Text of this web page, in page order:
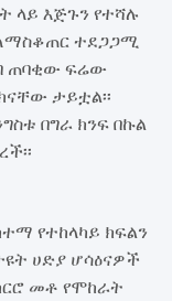
ላይ እጅጉን የተሻሉ
ተደጋጋሚ
ጠባቂው ፍሬው
ታይቷል፡፡
በግራ ክንፍ በኩል
የተከላካይ ክፍልን
ሀድያ ሆሳዕናዎች
መቶ የሞከራት